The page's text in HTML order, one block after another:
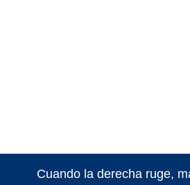
Cuando la derecha ruge,